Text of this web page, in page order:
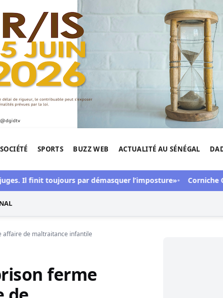
SOCIÉTÉ SPORTS BUZZ WEB ACTUALITÉ AU SÉNÉGAL
Il finit toujours par démasquer l’imposture» Corniche
affaire de maltraitance infantile
ferme